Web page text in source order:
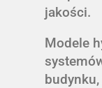
jakości.
Modele